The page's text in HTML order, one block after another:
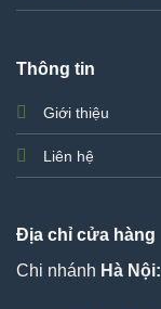
Thông tin
Giới thiệu
Liên hệ
Địa chỉ cửa hàng
Chi nhánh Hà Nội: